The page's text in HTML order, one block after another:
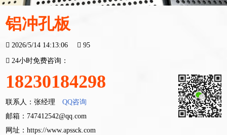
铝冲孔板
2026/5/14 14:13:06 95
24小时免费咨询：
18230184298
联系人：张经理
QQ咨询
邮箱：747412542@qq.com
网址：https://www.apssck.com